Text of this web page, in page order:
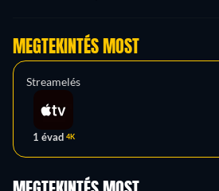
MEGTEKINTÉS MOST
Streamelés
1 évad 4K